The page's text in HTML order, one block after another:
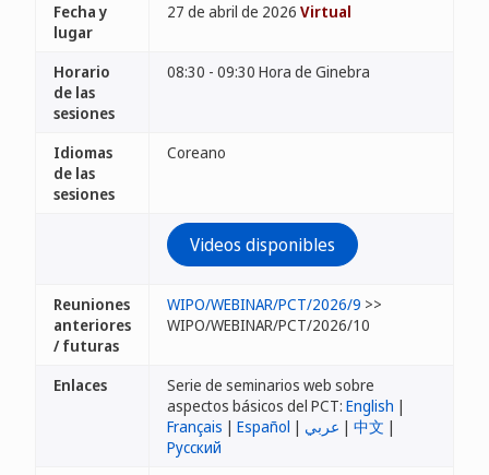
Fecha y
lugar
27 de abril de 2026 Virtual
Horario
de las
sesiones
08:30 - 09:30 Hora de Ginebra
Idiomas
de las
sesiones
Coreano
Videos disponibles
Reuniones
anteriores
/ futuras
WIPO/WEBINAR/PCT/2026/9 >>
WIPO/WEBINAR/PCT/2026/10
Enlaces
Serie de seminarios web sobre
aspectos básicos del PCT: English |
Français | Español | عربي | 中文 |
Русский